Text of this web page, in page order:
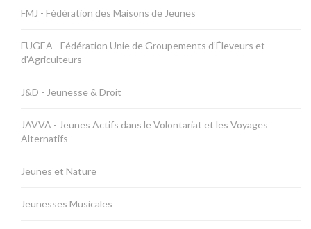
FMJ - Fédération des Maisons de Jeunes
FUGEA - Fédération Unie de Groupements d’Éleveurs et
d'Agriculteurs
J&D - Jeunesse & Droit
JAVVA - Jeunes Actifs dans le Volontariat et les Voyages
Alternatifs
Jeunes et Nature
Jeunesses Musicales